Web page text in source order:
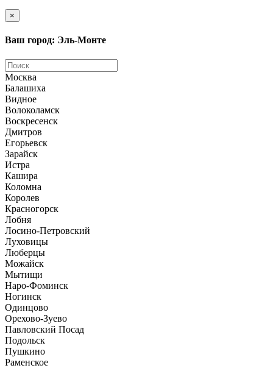
×
Ваш город: Эль-Монте
Москва
Балашиха
Видное
Волоколамск
Воскресенск
Дмитров
Егорьевск
Зарайск
Истра
Кашира
Коломна
Королев
Красногорск
Лобня
Лосино-Петровский
Луховицы
Люберцы
Можайск
Мытищи
Наро-Фоминск
Ногинск
Одинцово
Орехово-Зуево
Павловский Посад
Подольск
Пушкино
Раменское